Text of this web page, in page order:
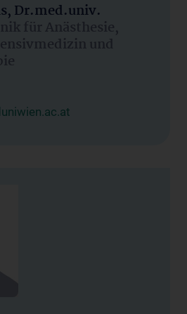
Dr.med.univ.
für Anästhesie,
und